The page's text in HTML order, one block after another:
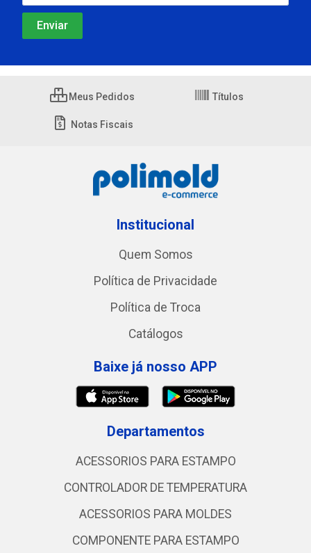
Meus Pedidos Títulos
Notas Fiscais
Institucional
Quem Somos
Política de Privacidade
Política de Troca
Catálogos
Baixe já nosso APP
Departamentos
ACESSORIOS PARA ESTAMPO
CONTROLADOR DE TEMPERATURA
ACESSORIOS PARA MOLDES
COMPONENTE PARA ESTAMPO